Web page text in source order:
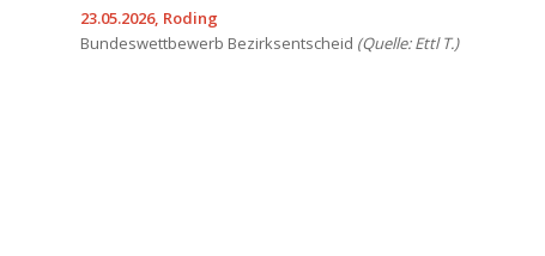
23.05.2026, Roding
Bundeswettbewerb Bezirksentscheid (Quelle: Ettl T.)